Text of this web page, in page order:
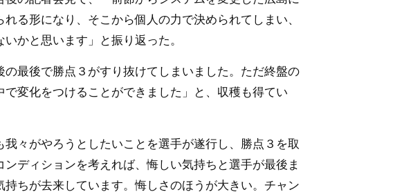
る形になり、そこから個人の力で決められてしまい、
かと思います」と振り返った。
最後で勝点３がすり抜けてしまいました。ただ終盤の
変化をつけることができました」と、収穫も得てい
々がやろうとしたいことを選手が遂行し、勝点３を取
ディションを考えれば、悔しい気持ちと選手が最後ま
ちが去来しています。悔しさのほうが大きい。チャン